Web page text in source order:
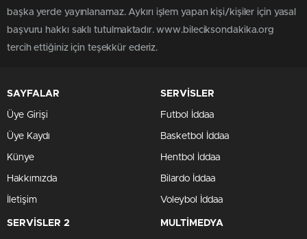
başka yerde yayınlanamaz. Aykırı işlem yapan kişi/kişiler için yasal
başvuru hakkı saklı tutulmaktadır. www.bileciksondakika.org
tercih ettiğiniz için teşekkür ederiz.
SAYFALAR
Üye Girişi
Üye Kaydı
Künye
Hakkımızda
İletişim
SERVİSLER
Futbol İddaa
Basketbol İddaa
Hentbol İddaa
Bilardo İddaa
Voleybol İddaa
SERVİSLER 2 MULTİMEDYA